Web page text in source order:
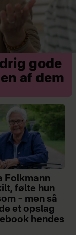
gode
af dem
Folkmann
følte hun
– men så
et opslag
hendes